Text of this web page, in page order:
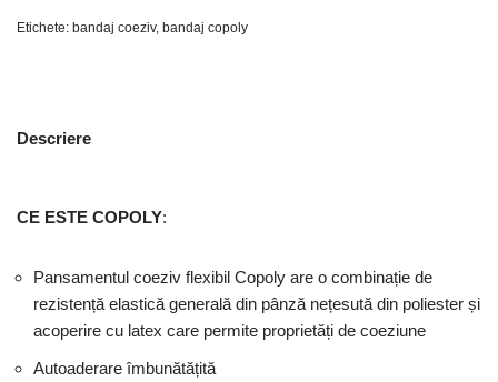
Etichete: bandaj coeziv, bandaj copoly
Descriere
CE ESTE COPOLY:
Pansamentul coeziv flexibil Copoly are o combinație de
rezistență elastică generală din pânză nețesută din poliester și
acoperire cu latex care permite proprietăți de coeziune
Autoaderare îmbunătățită